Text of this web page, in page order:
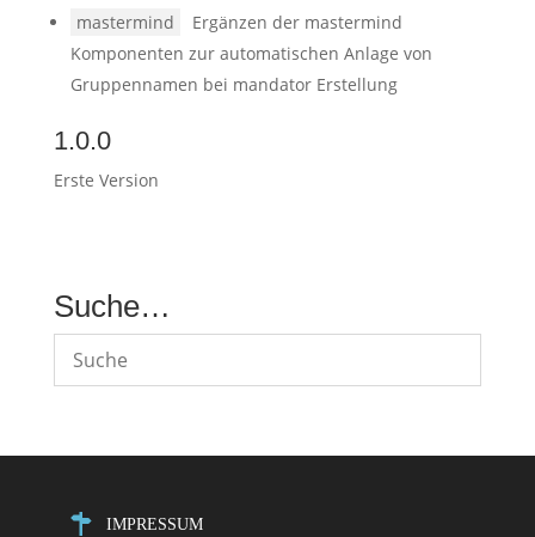
mastermind
Ergänzen der mastermind
Komponenten zur automatischen Anlage von
Gruppennamen bei mandator Erstellung
1.0.0
Erste Version
Suche…
IMPRESSUM